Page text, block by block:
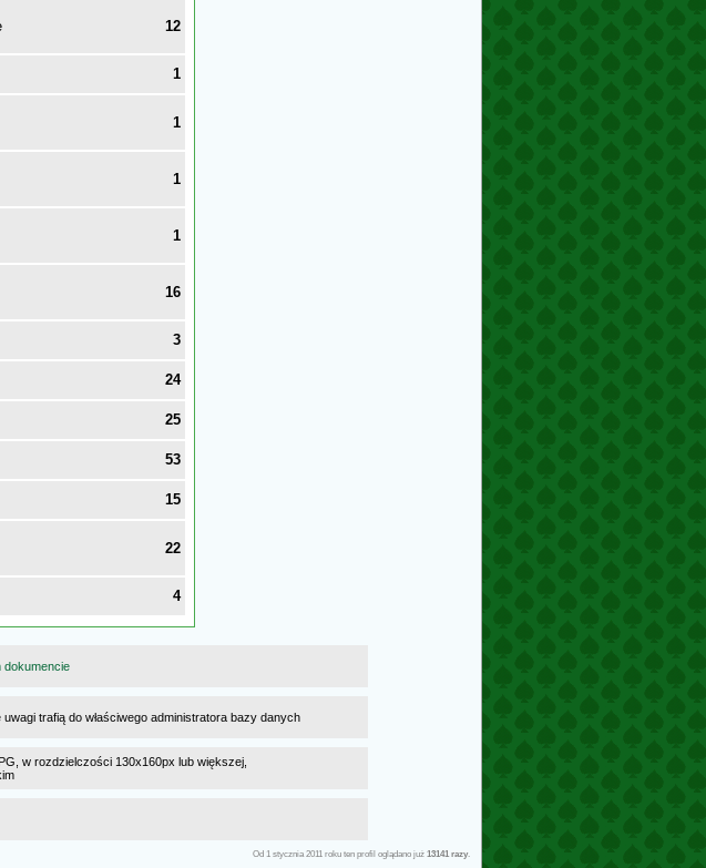
12
1
1
1
1
16
3
24
25
53
15
22
4
dokumencie
uwagi trafią do właściwego administratora bazy danych
w rozdzielczości 130x160px lub większej,
Od 1 stycznia 2011 roku ten profil oglądano już 13141 razy.